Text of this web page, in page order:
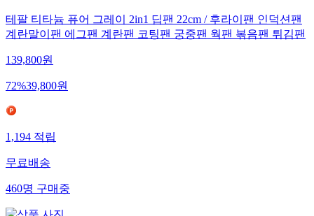
테팔 티타늄 퓨어 그레이 2in1 딥팬 22cm / 후라이팬 인덕션팬
계란말이팬 에그팬 계란팬 코팅팬 궁중팬 웍팬 볶음팬 튀김팬
139,800원
72%39,800원
1,194 적립
무료배송
460명 구매중